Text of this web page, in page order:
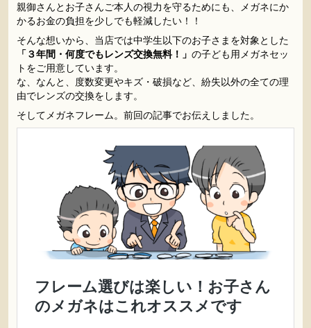
親御さんとお子さんご本人の視力を守るためにも、メガネにか
かるお金の負担を少しでも軽減したい！！
そんな想いから、当店では中学生以下のお子さまを対象とした
「３年間・何度でもレンズ交換無料！」 の子ども用メガネセッ
トをご用意しています。
な、なんと、度数変更やキズ・破損など、紛失以外の全ての理
由でレンズの交換をします。
そしてメガネフレーム。前回の記事でお伝えしました。